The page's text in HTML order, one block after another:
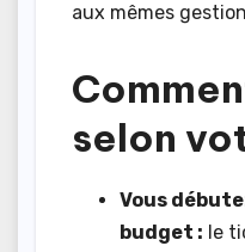
aux mêmes
selon
Vous
budget : le